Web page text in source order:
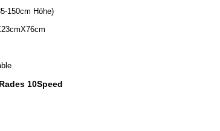
150cm Höhe)
10Speed